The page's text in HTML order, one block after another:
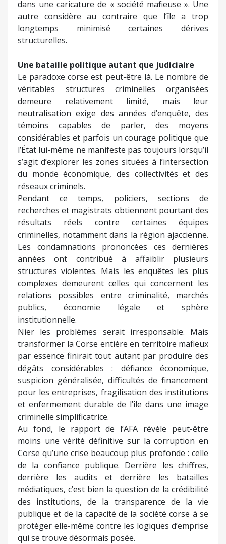
dans une caricature de « société mafieuse ». Une
autre considère au contraire que l’île a trop
longtemps minimisé certaines dérives
structurelles.
Une bataille politique autant que judiciaire
Le paradoxe corse est peut-être là. Le nombre de
véritables structures criminelles organisées
demeure relativement limité, mais leur
neutralisation exige des années d’enquête, des
témoins capables de parler, des moyens
considérables et parfois un courage politique que
l’État lui-même ne manifeste pas toujours lorsqu’il
s’agit d’explorer les zones situées à l’intersection
du monde économique, des collectivités et des
réseaux criminels.
Pendant ce temps, policiers, sections de
recherches et magistrats obtiennent pourtant des
résultats réels contre certaines équipes
criminelles, notamment dans la région ajaccienne.
Les condamnations prononcées ces dernières
années ont contribué à affaiblir plusieurs
structures violentes. Mais les enquêtes les plus
complexes demeurent celles qui concernent les
relations possibles entre criminalité, marchés
publics, économie légale et sphère
institutionnelle.
Nier les problèmes serait irresponsable. Mais
transformer la Corse entière en territoire mafieux
par essence finirait tout autant par produire des
dégâts considérables : défiance économique,
suspicion généralisée, difficultés de financement
pour les entreprises, fragilisation des institutions
et enfermement durable de l’île dans une image
criminelle simplificatrice.
Au fond, le rapport de l’AFA révèle peut-être
moins une vérité définitive sur la corruption en
Corse qu’une crise beaucoup plus profonde : celle
de la confiance publique. Derrière les chiffres,
derrière les audits et derrière les batailles
médiatiques, c’est bien la question de la crédibilité
des institutions, de la transparence de la vie
publique et de la capacité de la société corse à se
protéger elle-même contre les logiques d’emprise
qui se trouve désormais posée.